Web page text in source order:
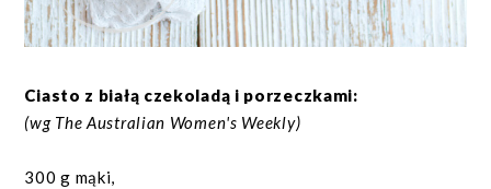
Ciasto z białą czekoladą i porzeczkami:
(wg The Australian Women's Weekly)
300 g mąki,